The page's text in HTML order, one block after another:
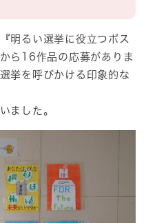
明るい選挙に役立つポス
ら16作品の応募がありま
挙を呼びかける印象的な
ました。